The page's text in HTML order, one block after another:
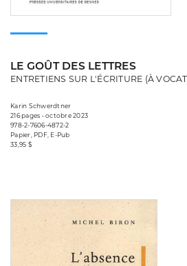
LE GOÛT DES LETTRES
ENTRETIENS SUR L'ÉCRITURE (À
Karin Schwerdtner
216 pages • octobre 2023
978-2-7606-4872-2
Papier, PDF, E-Pub
33,95 $